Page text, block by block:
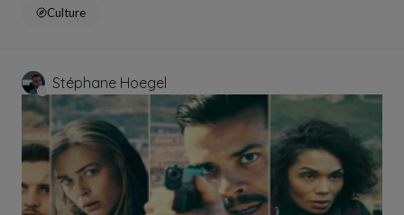
Culture
Stéphane Hoegel